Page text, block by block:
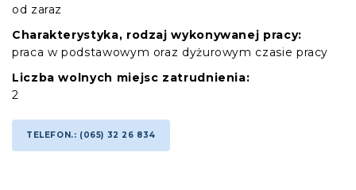
od zaraz
Charakterystyka, rodzaj wykonywanej pracy:
praca w podstawowym oraz dyżurowym czasie pracy
Liczba wolnych miejsc zatrudnienia:
2
TELEFON.: (065) 32 26 834